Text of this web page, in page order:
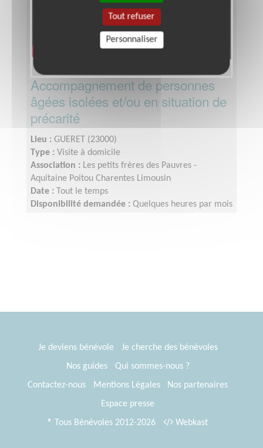
Accompagnement de personnes
âgées isolées et/ou en situation de
précarité
Lieu : GUERET (23000)
Type : Visite à domicile
Association : Les petits frères des Pauvres -
Aquitaine Poitou Charentes Limousin
Date :
Tout le temps
Disponibilité demandée : Quelques heures par mois
Je deviens bénévole
Je cherche des bénévoles
Nos guides
Qui sommes-nous ?
Contactez-nous
Mentions Légales
Nos partenaires
Espace presse
® Tous Bénévoles 2012-2026
Webkast
Tout refuser
Personnaliser